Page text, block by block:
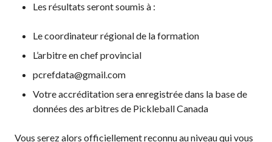
Les résultats seront soumis à :
Le coordinateur régional de la formation
L’arbitre en chef provincial
pcrefdata@gmail.com
Votre accréditation sera enregistrée dans la base de
données des arbitres de Pickleball Canada
Vous serez alors officiellement reconnu au niveau qui vous